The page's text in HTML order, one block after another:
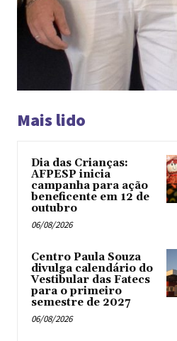
Mais lido
Dia das Crianças:
AFPESP inicia
campanha para ação
beneficente em 12 de
outubro
06/08/2026
Centro Paula Souza
divulga calendário do
Vestibular das Fatecs
para o primeiro
semestre de 2027
06/08/2026